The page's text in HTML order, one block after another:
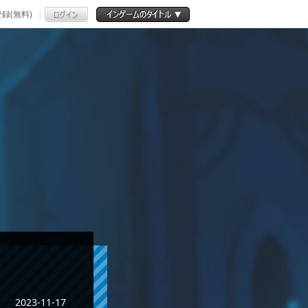
(無料)
2023-11-17